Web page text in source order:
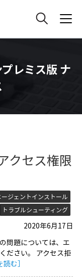
レミス版 ナ
クセス権限
ージェントインストール
トラブルシューティング
2020年6月17日
問題については、エ
ださい。 アクセス拒
読む］